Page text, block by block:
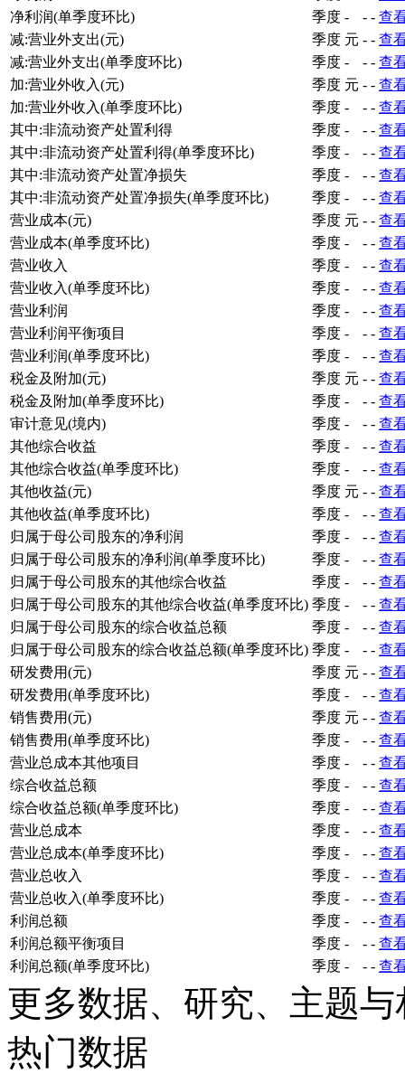
净利润(单季度环比)
季度 - - - 查
减:营业外支出(元)
季度 元 - - 查
减:营业外支出(单季度环比)
季度 - - - 查
加:营业外收入(元)
季度 元 - - 查
加:营业外收入(单季度环比)
季度 - - - 查
其中:非流动资产处置利得
季度 - - - 查
其中:非流动资产处置利得(单季度环比)
季度 - - - 查
其中:非流动资产处置净损失
季度 - - - 查
其中:非流动资产处置净损失(单季度环比)
季度 - - - 查
营业成本(元)
季度 元 - - 查
营业成本(单季度环比)
季度 - - - 查
营业收入
季度 - - - 查
营业收入(单季度环比)
季度 - - - 查
营业利润
季度 - - - 查
营业利润平衡项目
季度 - - - 查
营业利润(单季度环比)
季度 - - - 查
税金及附加(元)
季度 元 - - 查
税金及附加(单季度环比)
季度 - - - 查
审计意见(境内)
季度 - - - 查
其他综合收益
季度 - - - 查
其他综合收益(单季度环比)
季度 - - - 查
其他收益(元)
季度 元 - - 查
其他收益(单季度环比)
季度 - - - 查
归属于母公司股东的净利润
季度 - - - 查
归属于母公司股东的净利润(单季度环比)
季度 - - - 查
归属于母公司股东的其他综合收益
季度 - - - 查
归属于母公司股东的其他综合收益(单季度环比) 季度 - - - 查
归属于母公司股东的综合收益总额
季度 - - - 查
归属于母公司股东的综合收益总额(单季度环比) 季度 - - - 查
研发费用(元)
季度 元 - - 查
研发费用(单季度环比)
季度 - - - 查
销售费用(元)
季度 元 - - 查
销售费用(单季度环比)
季度 - - - 查
营业总成本其他项目
季度 - - - 查
综合收益总额
季度 - - - 查
综合收益总额(单季度环比)
季度 - - - 查
营业总成本
季度 - - - 查
营业总成本(单季度环比)
季度 - - - 查
营业总收入
季度 - - - 查
营业总收入(单季度环比)
季度 - - - 查
利润总额
季度 - - - 查
利润总额平衡项目
季度 - - - 查
利润总额(单季度环比)
季度 - - - 查
更多数据、研究、主题
热门数据